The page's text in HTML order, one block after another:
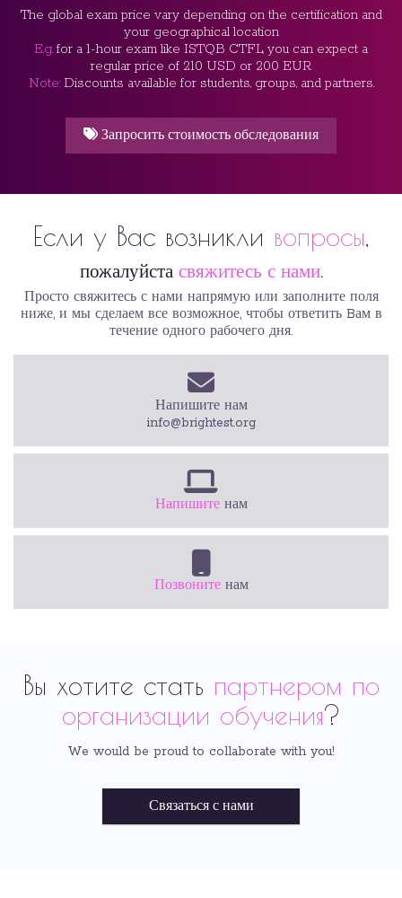
The global exam price vary depending on the certification and
your geographical location
E.g.for a 1-hour exam like ISTQB CTFL, you can expect a
regular price of 210 USD or 200 EUR
Note:Discounts available for students, groups, and partners.
Запросить стоимость обследования
Если у Вас возникли вопросы,
пожалуйста свяжитесь с нами.
Просто свяжитесь с нами напрямую или заполните поля
ниже, и мы сделаем все возможное, чтобы ответить Bам в
течение одного рабочего дня.
Напишите нам
info@brightest.org
Напишитенам
Позвоните нам
Вы хотите стать партнером по
организации обучения?
We would be proud to collaborate with you!
Связаться с нами